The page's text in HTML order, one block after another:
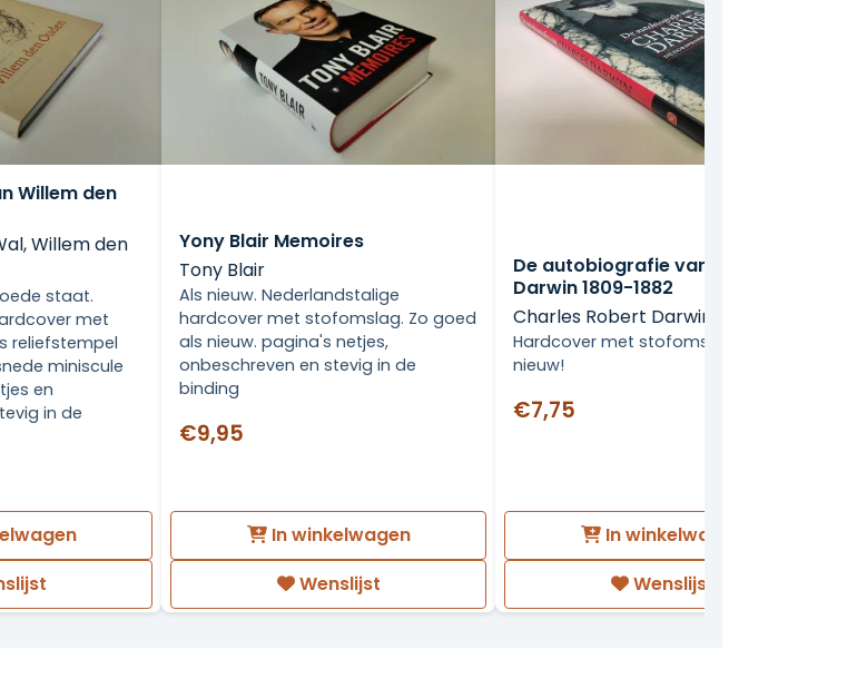
Willem den
Willem den
staat.
met
reliefstempel
miniscule
en
in de
Yony Blair Memoires
Tony Blair
Als nieuw. Nederlandstalige
hardcover met stofomslag. Zo goed
als nieuw. pagina's netjes,
onbeschreven en stevig in de
binding
€9,95
In winkelwagen
Wenslijst
De autobiografie van Charles
Darwin 1809-1882
Charles Robert Darwin
Hardcover met stofomslag, als
nieuw!
€7,75
In winkelwagen
Wenslijst